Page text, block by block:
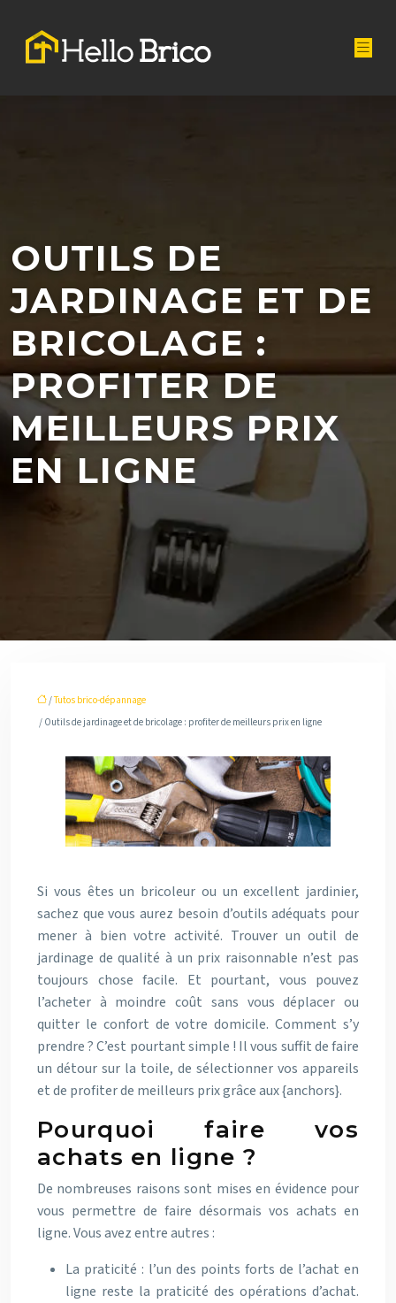
OUTILS DE
JARDINAGE ET DE
BRICOLAGE :
PROFITER DE
MEILLEURS PRIX
EN LIGNE
/Tutos brico-dépannage
/ Outils de jardinage et de bricolage : profiter de meilleurs prix en ligne
Si vous êtes un bricoleur ou un excellent jardinier,
sachez que vous aurez besoin d’outils adéquats pour
mener à bien votre activité. Trouver un outil de
jardinage de qualité à un prix raisonnable n’est pas
toujours chose facile. Et pourtant, vous pouvez
l’acheter à moindre coût sans vous déplacer ou
quitter le confort de votre domicile. Comment s’y
prendre ? C’est pourtant simple ! Il vous suffit de faire
un détour sur la toile, de sélectionner vos appareils
et de profiter de meilleurs prix grâce aux {anchors}.
Pourquoi faire vos
achats en ligne ?
De nombreuses raisons sont mises en évidence pour
vous permettre de faire désormais vos achats en
ligne. Vous avez entre autres :
La praticité : l’un des points forts de l’achat en
ligne reste la praticité des opérations d’achat.